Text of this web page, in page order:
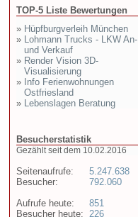
TOP-5 Liste Bewertungen
» Hüpfburgverleih München
» Lohmann Trucks - LKW An-
und Verkauf
» Render Vision 3D-
Visualisierung
» Info Ferienwohnungen
Ostfriesland
» Lebenslagen Beratung
Besucherstatistik
Gezählt seit dem 10.02.2016
Seitenaufrufe:
Besucher:
Aufrufe heute:
Besucher heute:
5.247.638
792.060
851
226